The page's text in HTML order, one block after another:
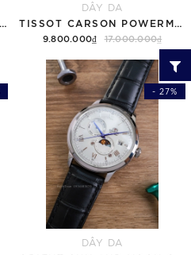
DÂY DA
9.800.000₫ 17.000.000₫
- 27%
DÂY DA